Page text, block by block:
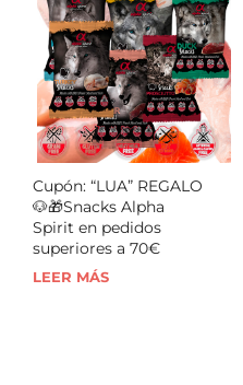
Cupón: “LUA” REGALO
🐶🎁Snacks Alpha
Spirit en pedidos
superiores a 70€
LEER MÁS